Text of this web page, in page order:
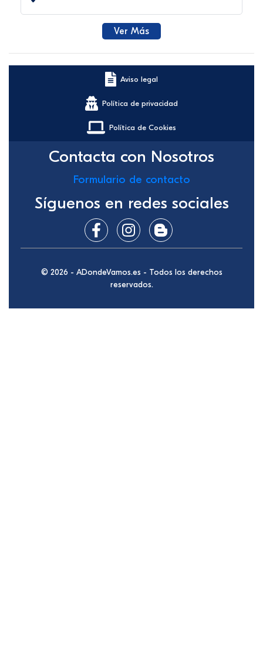
Ver Más
Aviso legal
Política de privacidad
Política de Cookies
Contacta con Nosotros
Formulario de contacto
Síguenos en redes sociales
© 2026 - ADondeVamos.es - Todos los derechos
reservados.